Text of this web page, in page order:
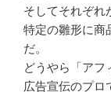
そしてそれぞれ
特定の雛形に商
だ。
どうやら「アフ
広告宣伝のプロ